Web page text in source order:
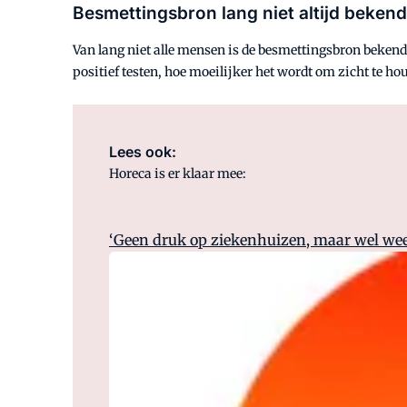
Besmettingsbron lang niet altijd bekend
Van lang niet alle mensen is de besmettingsbron
positief testen, hoe moeilijker het wordt om zicht te
Lees ook:
Horeca is er klaar mee:
‘Geen druk op ziekenhuizen, maar wel